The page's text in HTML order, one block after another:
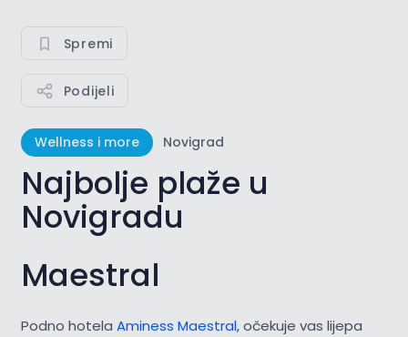
Spremi
Podijeli
Wellness i more Novigrad
Najbolje plaže u
Novigradu
Maestral
Podno hotela Aminess Maestral, očekuje vas lijepa